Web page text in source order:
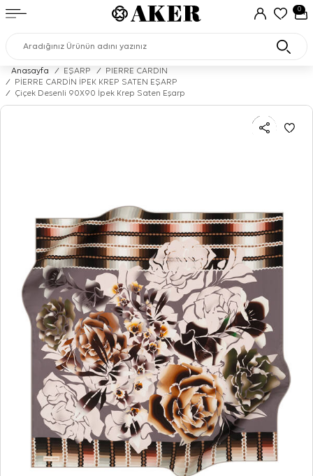
0
Anasayfa / EŞARP /
PIERRE CARDIN
/
PİERRE CARDİN İPEK KREP SATEN EŞARP
/
Çiçek Desenli 90X90 İpek Krep Saten Eşarp